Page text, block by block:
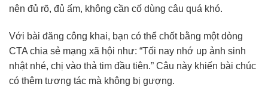
nên đủ rõ, đủ ấm, không cần cố dùng câu quá khó.
Với bài đăng công khai, bạn có thể chốt bằng một dòng
CTA chia sẻ mạng xã hội như: “Tối nay nhớ up ảnh sinh
nhật nhé, chị vào thả tim đầu tiên.” Câu này khiến bài chúc
có thêm tương tác mà không bị gượng.